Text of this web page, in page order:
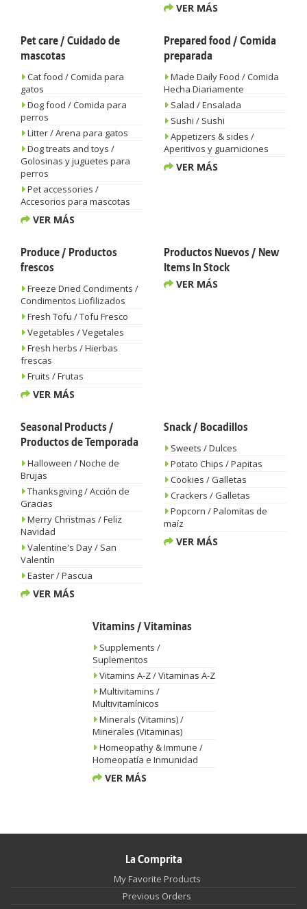
VER MÁS
Pet care / Cuidado de
mascotas
Cat food / Comida para
gatos
Dog food / Comida para
perros
Litter / Arena para gatos
Dog treats and toys /
Golosinas y juguetes para
perros
Pet accessories /
Accesorios para mascotas
VER MÁS
Prepared food / Comida
preparada
Made Daily Food / Comida
Hecha Diariamente
Salad / Ensalada
Sushi / Sushi
Appetizers & sides /
Aperitivos y guarniciones
VER MÁS
Produce / Productos
frescos
Freeze Dried Condiments /
Condimentos Liofilizados
Fresh Tofu / Tofu Fresco
Vegetables / Vegetales
Fresh herbs / Hierbas
frescas
Fruits / Frutas
VER MÁS
Productos Nuevos / New
Items In Stock
VER MÁS
Seasonal Products /
Productos de Temporada
Halloween / Noche de
Brujas
Thanksgiving / Acción de
Gracias
Merry Christmas / Feliz
Navidad
Valentine's Day / San
Valentín
Easter / Pascua
VER MÁS
Snack / Bocadillos
Sweets / Dulces
Potato Chips / Papitas
Cookies / Galletas
Crackers / Galletas
Popcorn / Palomitas de
maíz
VER MÁS
Vitamins / Vitaminas
Supplements /
Suplementos
Vitamins A-Z / Vitaminas A-Z
Multivitamins /
Multivitamínicos
Minerals (Vitamins) /
Minerales (Vitaminas)
Homeopathy & Immune /
Homeopatía e Inmunidad
VER MÁS
La Comprita
My Favorite Products
Previous Orders